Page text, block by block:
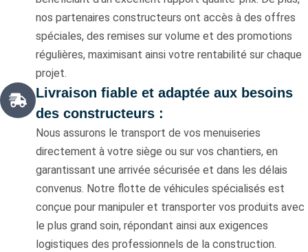
nos partenaires constructeurs ont accès à des offres
spéciales, des remises sur volume et des promotions
régulières, maximisant ainsi votre rentabilité sur chaque
projet.
Livraison fiable et adaptée aux besoins
des constructeurs :
Nous assurons le transport de vos menuiseries
directement à votre siège ou sur vos chantiers, en
garantissant une arrivée sécurisée et dans les délais
convenus. Notre flotte de véhicules spécialisés est
conçue pour manipuler et transporter vos produits avec
le plus grand soin, répondant ainsi aux exigences
logistiques des professionnels de la construction.